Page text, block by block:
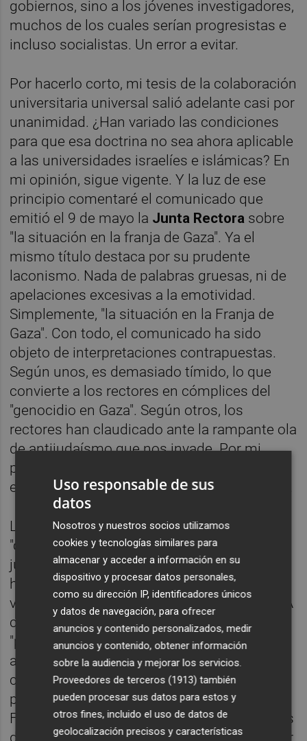
gobiernos, sino a los jóvenes investigadores,
muchos de los cuales serían progresistas e
incluso socialistas. Un error a evitar.
Por hacerlo corto, mi tesis de la colaboración
universitaria universal salió adelante casi por
unanimidad. ¿Han variado las condiciones
para que esa doctrina no sea ahora aplicable
a las universidades israelíes e islámicas? En
mi opinión, sigue vigente. Y la luz de ese
principio comentaré el comunicado que
emitió el 9 de mayo la Junta Rectora sobre
"la situación en la franja de Gaza". Ya el
mismo título destaca por su prudente
laconismo. Nada de palabras gruesas, ni de
apelaciones excesivas a la emotividad.
Simplemente, "la situación en la Franja de
Gaza". Con todo, el comunicado ha sido
objeto de interpretaciones contrapuestas.
Según unos, es demasiado tímido, lo que
convierte a los rectores en cómplices del
"genocidio en Gaza". Según otros, los
rectores han claudicado ante la rampante ola
de antijudaísmo que nos invade. Por mi
parte alabo, con algunas reservas, el
equilibrio y mesura del comunicado rectoral.
Los rectores han expresado, primero, su
"compromiso con la paz, la convivencia, la
justicia y el derecho internacional
humanitario". ¿Qué persona de buena
voluntad podría discrepar de esos ideales? A
continuación, han declarado sentirse
"profundamente conmovidos por el
agravamiento del conflicto y las penosas
consecuencias que está teniendo para la
población palestina". Lo suscribo.
Finalmente, piden el cese de las actuaciones
del ejército israelí, pero también de cualquier
Uso responsable de sus
datos
Nosotros y nuestros socios utilizamos
cookies y tecnologías similares para
almacenar y acceder a información en su
dispositivo y procesar datos personales,
como su dirección IP, identificadores únicos
y datos de navegación, para ofrecer
anuncios y contenido personalizados, medir
anuncios y contenido, obtener información
sobre la audiencia y mejorar los servicios.
Proveedores de terceros (1913) también
pueden procesar sus datos para estos y
otros fines, incluido el uso de datos de
geolocalización precisos y características